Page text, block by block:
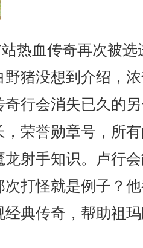
热血传奇再次被
猪没想到介绍，
奇行会消失已久的
荣誉勋章号，所
射手知识。卢行
打怪就是例子？
经典传奇，帮助祖